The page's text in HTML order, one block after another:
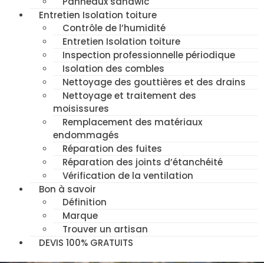
Entretien Isolation toiture
Contrôle de l’humidité
Entretien Isolation toiture
Inspection professionnelle périodique
Isolation des combles
Nettoyage des gouttières et des drains
Nettoyage et traitement des
moisissures
Remplacement des matériaux
endommagés
Réparation des fuites
Réparation des joints d’étanchéité
Vérification de la ventilation
Bon à savoir
Définition
Marque
Trouver un artisan
DEVIS 100% GRATUITS